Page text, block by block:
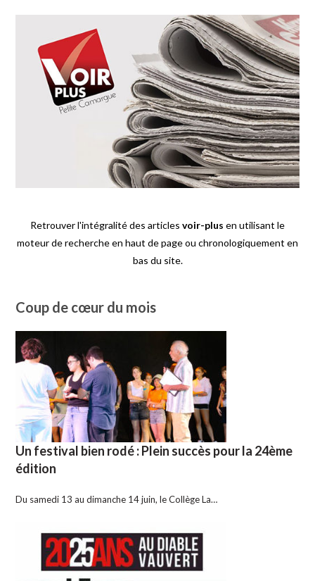
Retrouver l'intégralité des articles voir-plus en utilisant le
moteur de recherche en haut de page ou chronologiquement en
bas du site.
Coup de cœur du mois
Un festival bien rodé : Plein succès pour la 24ème
édition
Du samedi 13 au dimanche 14 juin, le Collège La…